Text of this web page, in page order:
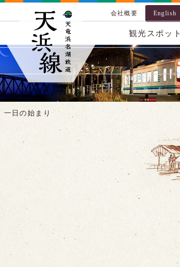
会社概要 English
観光スポット
一日の始まり